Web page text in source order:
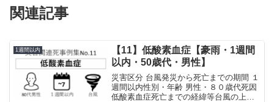
関連記事
1週間以内
【11】低酸素血症【豪雨・1週間
以内・50歳代・男性】
災害区分 台風発災から死亡までの期間 １
週間以内性別・年齢 男性・８０歳代死因
低酸素血症死亡までの経緯等台風の上陸